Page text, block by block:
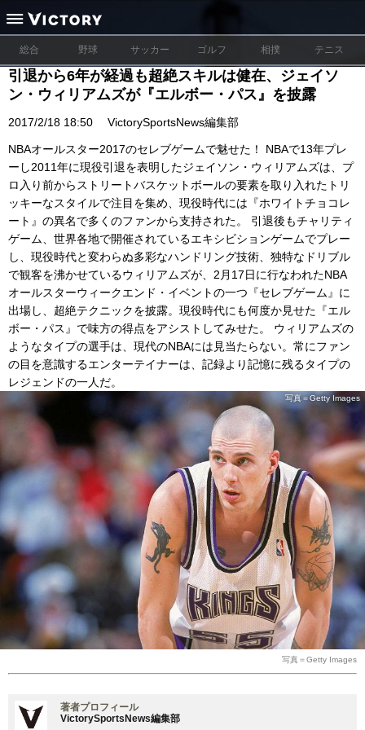
総合 野球 サッカー ゴルフ 相撲 テニス
引退から6年が経過も超絶スキルは健在、ジェイソ
ン・ウィリアムズが『エルボー・パス』を披露
2017/2/18 18:50 VictorySportsNews編集部
NBAオールスター2017のセレブゲームで魅せた！ NBAで13年プレ
ーし2011年に現役引退を表明したジェイソン・ウィリアムズは、プ
ロ入り前からストリートバスケットボールの要素を取り入れたトリ
ッキーなスタイルで注目を集め、現役時代には『ホワイトチョコレ
ート』の異名で多くのファンから支持された。 引退後もチャリティ
ゲーム、世界各地で開催されているエキシビションゲームでプレー
し、現役時代と変わらぬ多彩なハンドリング技術、独特なドリブル
で観客を沸かせているウィリアムズが、2月17日に行なわれたNBA
オールスターウィークエンド・イベントの一つ『セレブゲーム』に
出場し、超絶テクニックを披露。現役時代にも何度か見せた『エル
ボー・パス』で味方の得点をアシストしてみせた。 ウィリアムズの
ようなタイプの選手は、現代のNBAには見当たらない。常にファン
の目を意識するエンターテイナーは、記録より記憶に残るタイプの
レジェンドの一人だ。
写真＝Getty Images
写真＝Getty Images
著者プロフィール
VictorySportsNews編集部